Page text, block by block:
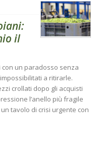
il
un paradosso senza
a ritirarle.
crollati dopo gli acquisti
l’anello più fragile
tavolo di crisi urgente con